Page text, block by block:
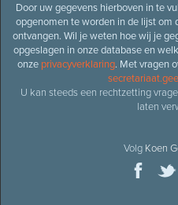
Door uw gegevens hierboven in te
opgenomen te worden in de lijst om
ontvangen. Wil je weten hoe wij je
opgeslagen in onze database en
onze privacyverklaring. Met vragen
U kan steeds een rechtzetting
laten
Volg Koen